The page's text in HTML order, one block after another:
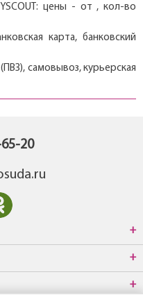
цены - от , кол-во
карта, банковский
самовывоз, курьерская
20